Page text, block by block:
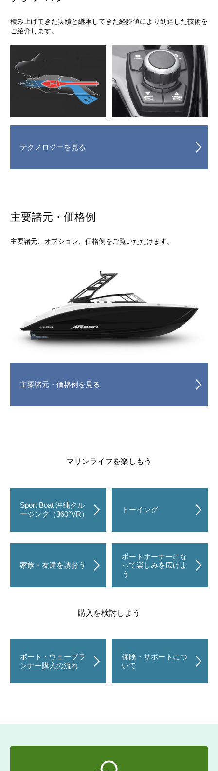
積み上げてきた実績と継承してきた経験値により到達した技術を
ご紹介します。
テクノロジーを見る
主要諸元・価格例
主要諸元、オプション、価格例をご覧いただけます。
主要諸元・価格例を見る
マリンライフを楽しもう
Sport Boat 沖縄クル
ージング（360°VR）
トーイング
家族・友達を誘おう
ボートオーナーにな
って楽しみを広げよ
う
購入を検討しよう
ボート・ウェーブラ
ンナー購入の流れ
保険・サポートにつ
いて